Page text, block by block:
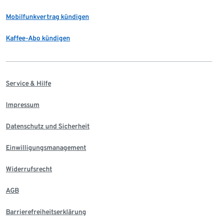
Mobilfunkvertrag kündigen
Kaffee-Abo kündigen
Service & Hilfe
Impressum
Datenschutz und Sicherheit
Einwilligungsmanagement
Widerrufsrecht
AGB
Barrierefreiheitserklärung